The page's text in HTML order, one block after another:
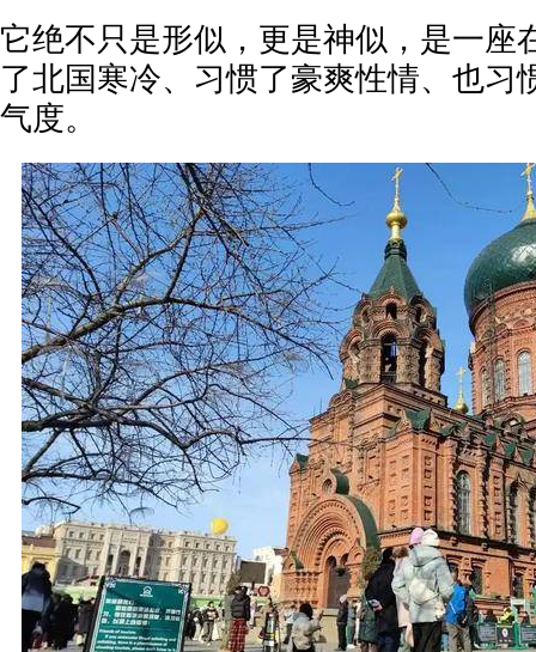
它绝不只是形似，更是神似，是一座
了北国寒冷、习惯了豪爽性情、也习
气度。